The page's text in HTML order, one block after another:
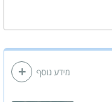
מידע נוסף